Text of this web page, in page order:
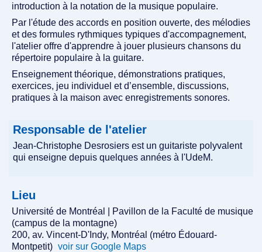
introduction à la notation de la musique populaire.
Par l'étude des accords en position ouverte, des mélodies
et des formules rythmiques typiques d'accompagnement,
l'atelier offre d'apprendre à jouer plusieurs chansons du
répertoire populaire à la guitare.
Enseignement théorique, démonstrations pratiques,
exercices, jeu individuel et d’ensemble, discussions,
pratiques à la maison avec enregistrements sonores.
Responsable de l'atelier
Jean-Christophe Desrosiers est un guitariste polyvalent
qui enseigne depuis quelques années à l'UdeM.
Lieu
Université de Montréal | Pavillon de la Faculté de musique
(campus de la montagne)
200, av. Vincent-D'Indy, Montréal (métro Édouard-
Montpetit) voir sur Google Maps